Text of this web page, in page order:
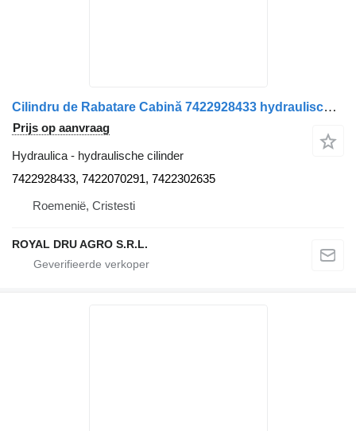
Cilindru de Rabatare Cabină 7422928433 hydraulische cilinder voor Renault 7422928433 / 7422070291 / 7422302635 vrachtwagen
Prijs op aanvraag
Hydraulica - hydraulische cilinder
7422928433, 7422070291, 7422302635
Roemenië, Cristesti
ROYAL DRU AGRO S.R.L.